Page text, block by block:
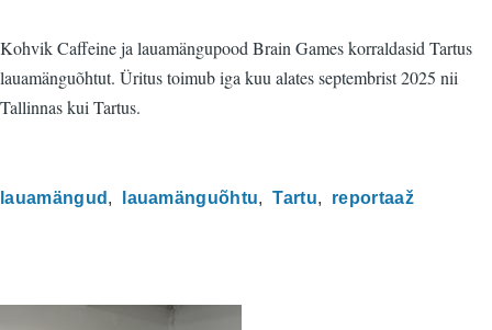
Kohvik Caffeine ja lauamängupood Brain Games korraldasid Tartus
lauamänguõhtut. Üritus toimub iga kuu alates septembrist 2025 nii
Tallinnas kui Tartus.
lauamängud lauamänguõhtu Tartu reportaaž